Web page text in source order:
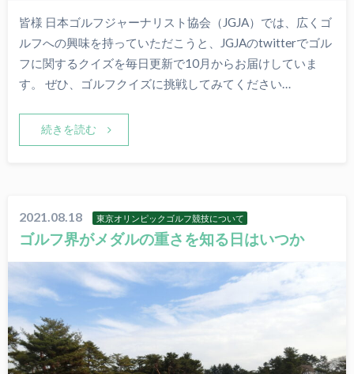
皆様 日本ゴルフジャーナリスト協会（JGJA）では、広くゴ
ルフへの興味を持っていただこうと、JGJAのtwitterでゴル
フに関するクイズを毎日更新で10月からお届けしていま
す。 ぜひ、ゴルフクイズに挑戦してみてください…
続きを読む
2021.08.18 東京オリンピックゴルフ競技について
ゴルフ界がメダルの重さを知る日はいつか